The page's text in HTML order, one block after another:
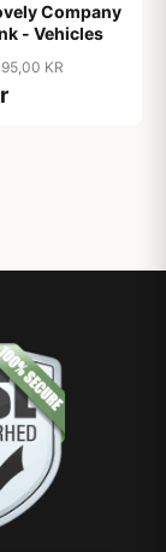
Company
- Vehicles
KR